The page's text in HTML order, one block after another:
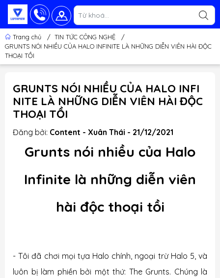
Trang chủ / TIN TỨC CÔNG NGHỆ
/
GRUNTS NÓI NHIỀU CỦA HALO INFINITE LÀ NHỮNG DIỄN VIÊN HÀI ĐỘC
THOẠI TỒI
GRUNTS NÓI NHIỀU CỦA HALO INFI
NITE LÀ NHỮNG DIỄN VIÊN HÀI ĐỘC
THOẠI TỒI
Đăng bởi: Content - Xuân Thái - 21/12/2021
Grunts nói nhiều của Halo
Infinite là những diễn viên
hài độc thoại tồi
- Tôi đã chơi mọi tựa Halo chính, ngoại trừ Halo 5, và
luôn bị làm phiền bởi một thứ: The Grunts. Chúng là